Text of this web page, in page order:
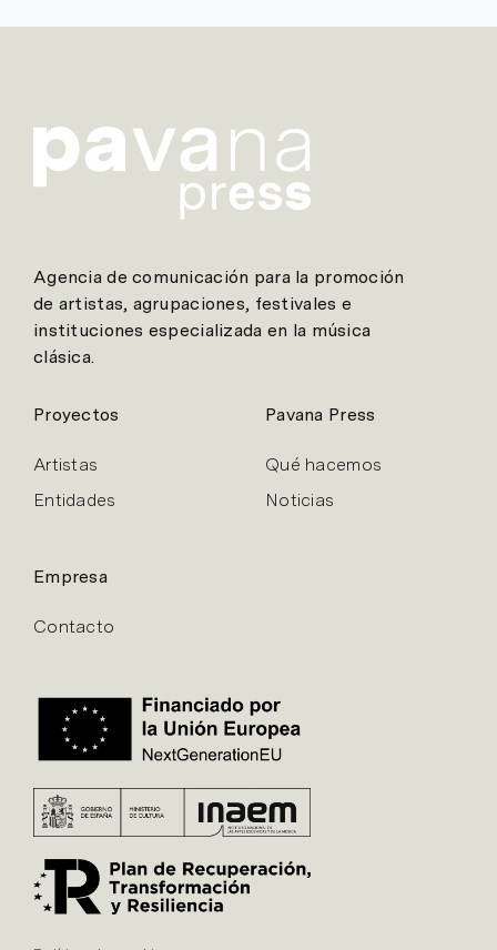
Agencia de comunicación para la promoción
de artistas, agrupaciones, festivales e
instituciones especializada en la música
clásica.
Proyectos
Artistas
Entidades
Pavana Press
Qué hacemos
Noticias
Empresa
Contacto